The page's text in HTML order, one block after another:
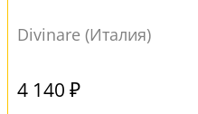
Divinare (Италия)
4 140 ₽